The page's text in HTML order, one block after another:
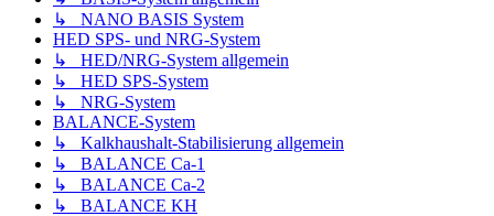
↳ NANO BASIS System
HED SPS- und NRG-System
↳ HED/NRG-System allgemein
↳ HED SPS-System
↳ NRG-System
BALANCE-System
↳ Kalkhaushalt-Stabilisierung allgemein
↳ BALANCE Ca-1
↳ BALANCE Ca-2
↳ BALANCE KH